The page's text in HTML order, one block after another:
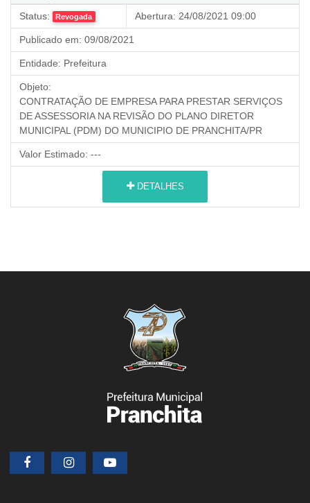
Status: Revogada Abertura: 24/08/2021 09:00
Publicado em: 09/08/2021
Entidade: Prefeitura
Objeto:
CONTRATAÇÃO DE EMPRESA PARA PRESTAR SERVIÇOS
DE ASSESSORIA NA REVISÃO DO PLANO DIRETOR
MUNICIPAL (PDM) DO MUNICIPIO DE PRANCHITA/PR
Valor Estimado: ---
DETALHES